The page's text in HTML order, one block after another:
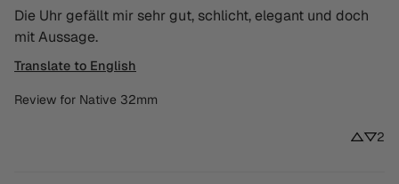
Die Uhr gefällt mir sehr gut, schlicht, elegant und doch
mit Aussage.
Translate to English
Review for Native 32mm
2